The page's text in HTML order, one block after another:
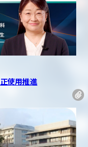
使用推進